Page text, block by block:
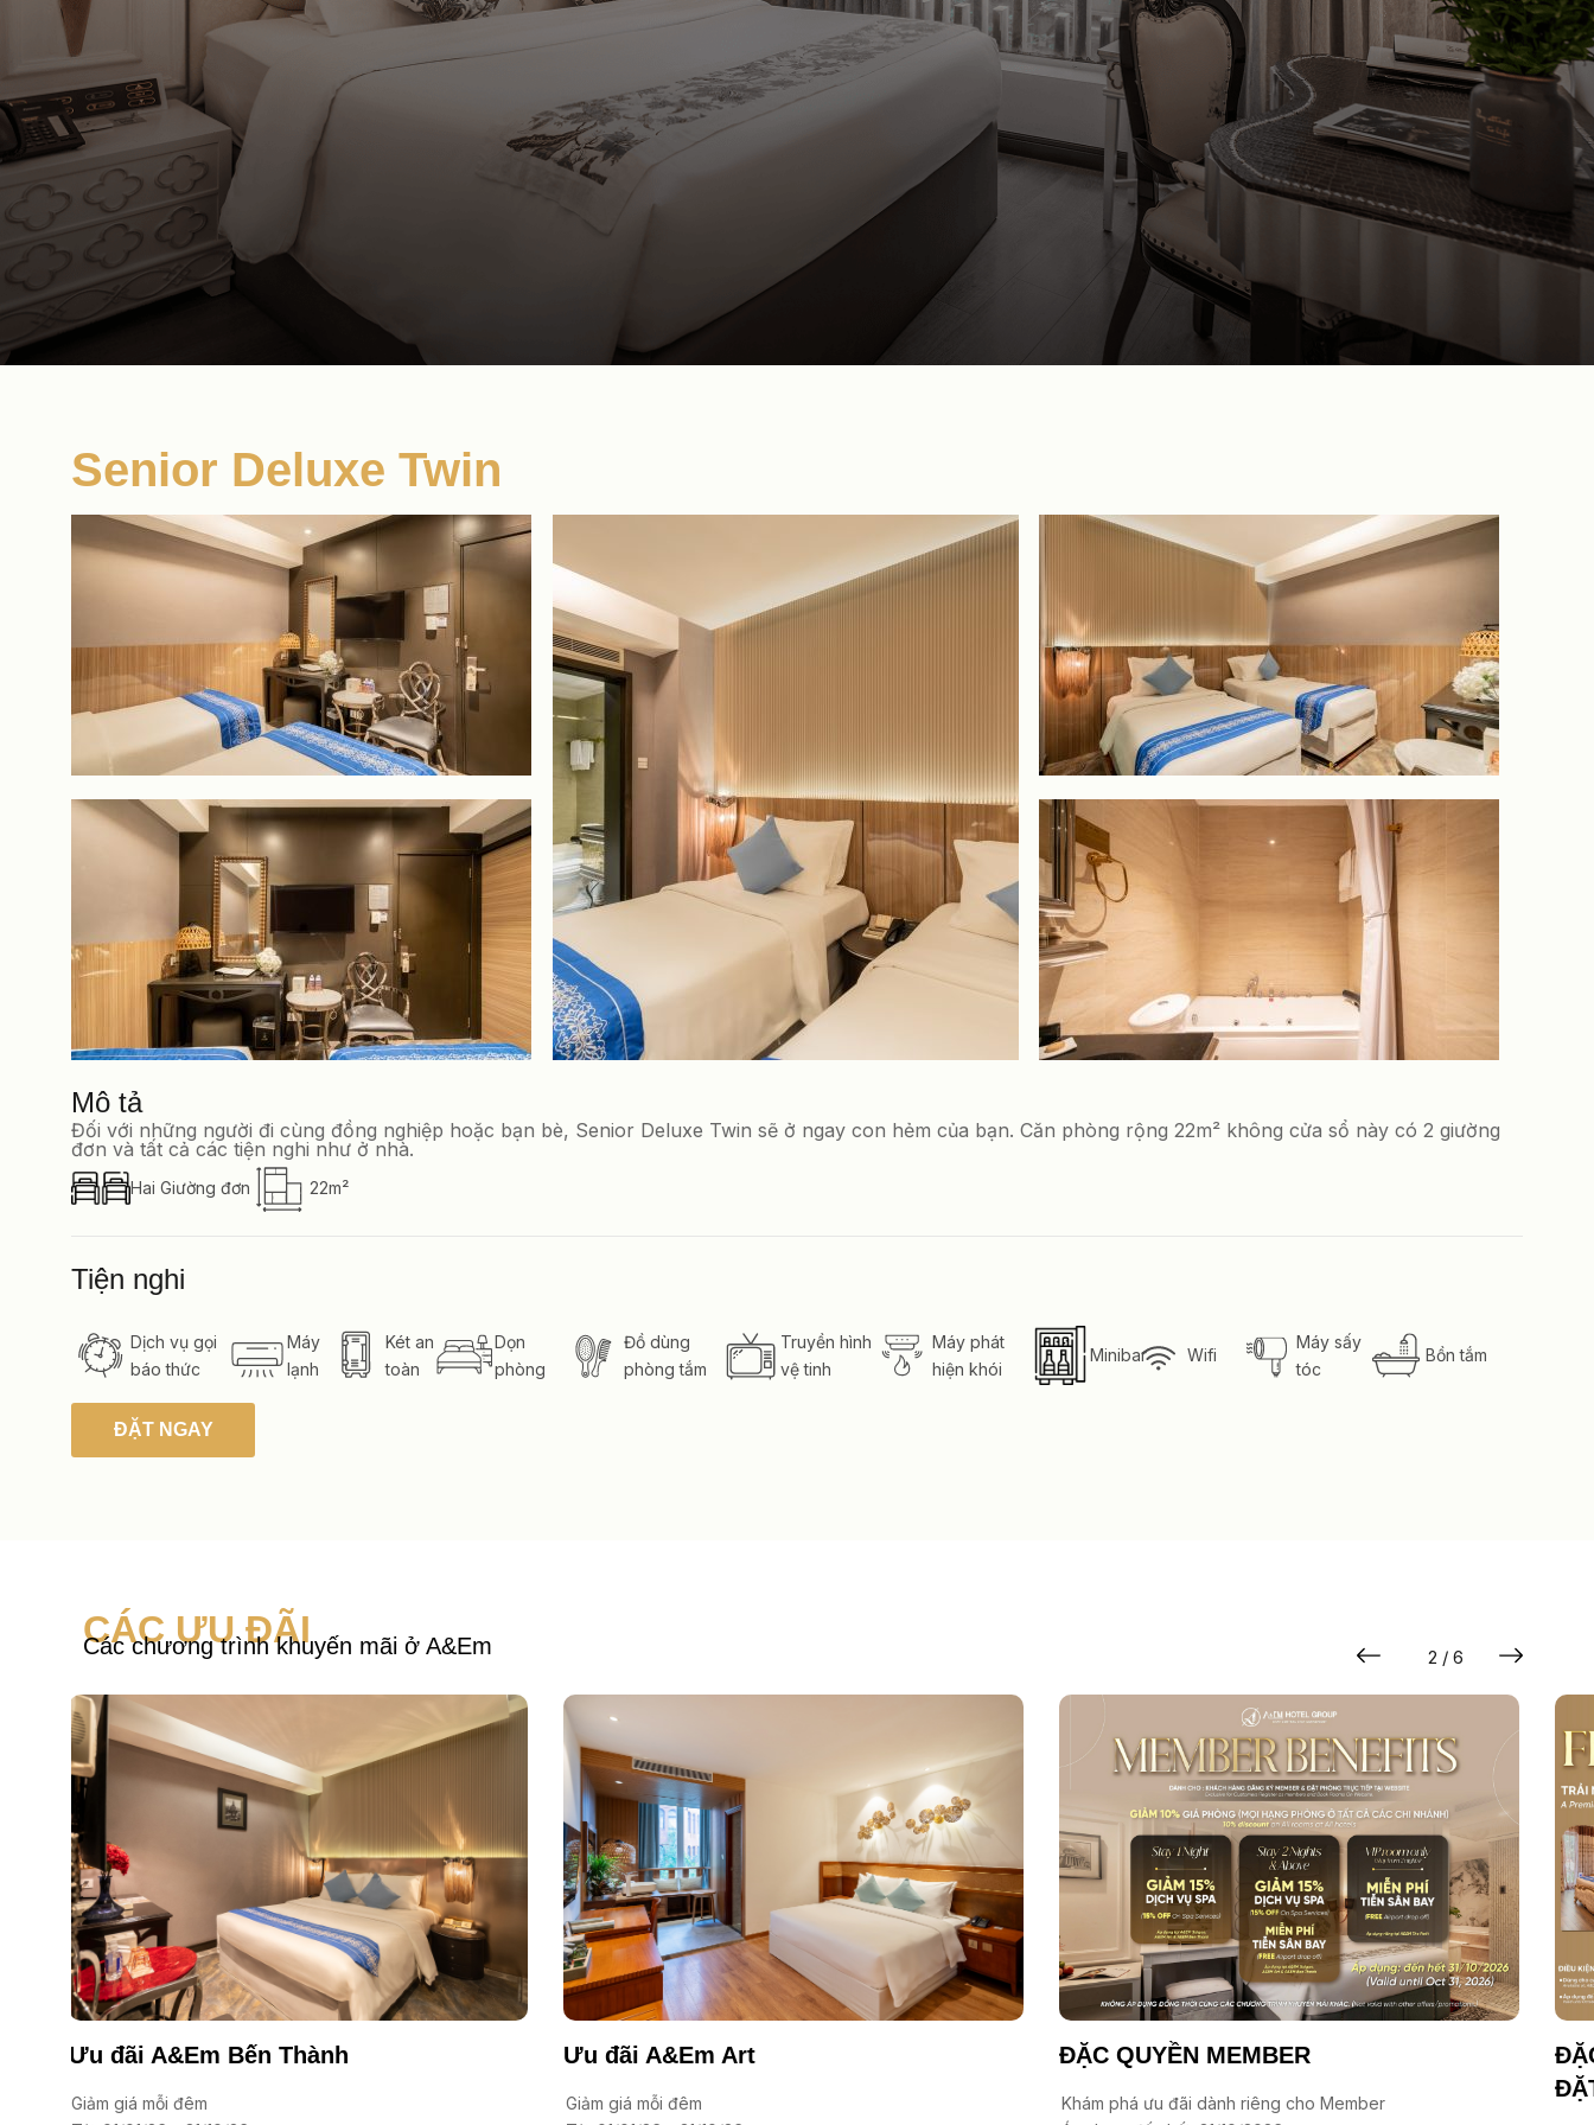
Senior Deluxe Twin
Mô tả
Đối với những người đi cùng đồng nghiệp hoặc bạn bè, Senior Deluxe Twin sẽ ở ngay con hẻm của bạn. Căn phòng rộng 22m² không cửa sổ này có 2 giường
đơn và tất cả các tiện nghi như ở nhà.
Hai Giường đơn 22m²
Tiện nghi
Dịch vụ gọi
báo thức
Máy
lạnh
Két an
toàn
Dọn
phòng
Đồ dùng
phòng tắm
Truyền hình
vệ tinh
Máy phát
hiện khói
Minibar Wifi
Máy sấy
tóc
Bồn tắm
ĐẶT NGAY
CÁC ƯU ĐÃI
Các chương trình khuyến mãi ở A&Em
Ưu đãi A&Em Bến Thành
Giảm giá mỗi đêm
Ưu đãi A&Em Art
Giảm giá mỗi đêm
ĐẶC QUYỀN MEMBER
Khám phá ưu đãi dành riêng cho Member
2 / 6